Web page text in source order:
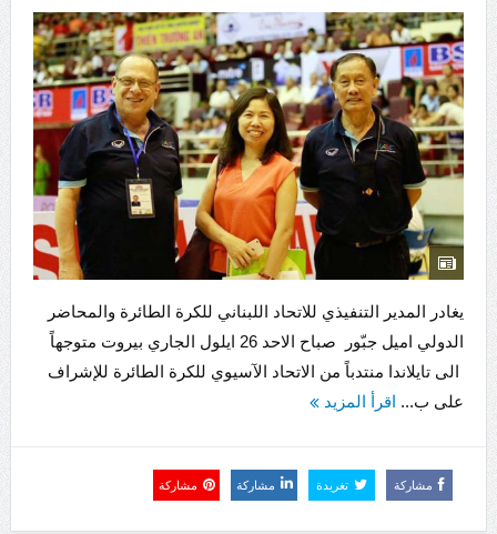
يغادر المدير التنفيذي للاتحاد اللبناني للكرة الطائرة والمحاضر
الدولي اميل جبّور صباح الاحد 26 ايلول الجاري بيروت متوجهاً
الى تايلاندا منتدباً من الاتحاد الآسيوي للكرة الطائرة للإشراف
على ب... اقرأ المزيد
مشاركة تغريدة مشاركة مشاركة